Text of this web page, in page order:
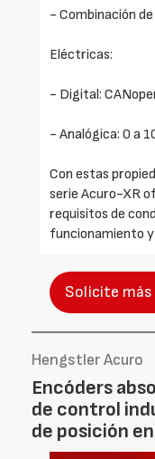
- Combinación
Eléctricas:
- Digital:
- Analógica: 0 a
Con estas
serie Acuro-XR
requisitos de
funcionamiento
Solicite
Hengstler Acuro
Encóders
de control
de posición